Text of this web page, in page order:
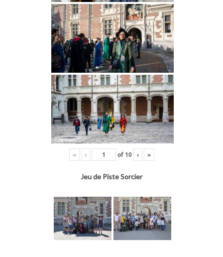
« ‹ of 10 › »
Jeu de Piste Sorcier